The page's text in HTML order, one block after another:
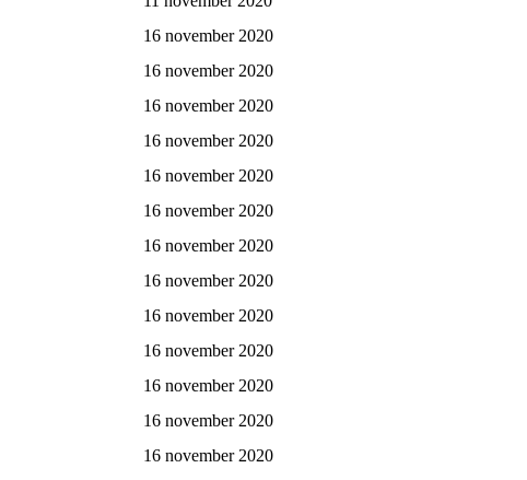
16 november 2020
16 november 2020
16 november 2020
16 november 2020
16 november 2020
16 november 2020
16 november 2020
16 november 2020
16 november 2020
16 november 2020
16 november 2020
16 november 2020
16 november 2020